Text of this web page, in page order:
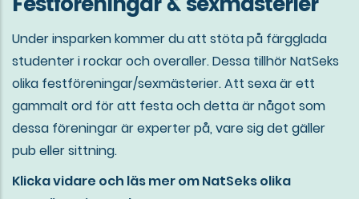
Under insparken kommer du att stöta på färgglada
studenter i rockar och overaller. Dessa tillhör NatSeks
olika festföreningar/sexmästerier. Att sexa är ett
gammalt ord för att festa och detta är något som
dessa föreningar är experter på, vare sig det gäller
pub eller sittning.
Klicka vidare och läs mer om NatSeks olika